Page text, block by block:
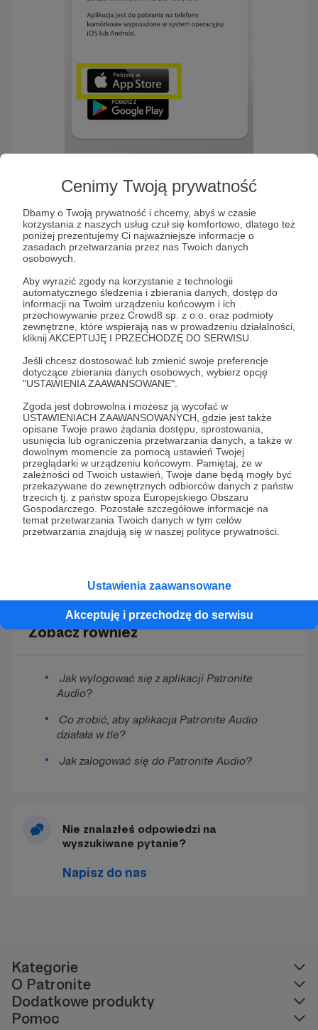
Cenimy Twoją prywatność
Dbamy o Twoją prywatność i chcemy, abyś w czasie
korzystania z naszych usług czuł się komfortowo, dlatego też
poniżej prezentujemy Ci najważniejsze informacje o
zasadach przetwarzania przez nas Twoich danych
osobowych.
Aby wyrazić zgody na korzystanie z technologii
automatycznego śledzenia i zbierania danych, dostęp do
informacji na Twoim urządzeniu końcowym i ich
przechowywanie przez Crowd8 sp. z o.o. oraz podmioty
zewnętrzne, które wspierają nas w prowadzeniu działalności,
kliknij AKCEPTUJĘ I PRZECHODZĘ DO SERWISU.
Jeśli chcesz dostosować lub zmienić swoje preferencje
dotyczące zbierania danych osobowych, wybierz opcję
"USTAWIENIA ZAAWANSOWANE".
Zgoda jest dobrowolna i możesz ją wycofać w
USTAWIENIACH ZAAWANSOWANYCH, gdzie jest także
opisane Twoje prawo żądania dostępu, sprostowania,
usunięcia lub ograniczenia przetwarzania danych, a także w
dowolnym momencie za pomocą ustawień Twojej
przeglądarki w urządzeniu końcowym. Pamiętaj, że w
zależności od Twoich ustawień, Twoje dane będą mogły być
przekazywane do zewnętrznych odbiorców danych z państw
trzecich tj. z państw spoza Europejskiego Obszaru
Gospodarczego. Pozostałe szczegółowe informacje na
temat przetwarzania Twoich danych w tym celów
przetwarzania znajdują się w naszej polityce prywatności.
Ustawienia zaawansowane
Akceptuję i przechodzę do serwisu
Użytkownicy Android: trzeba kliknąć
ikonę „Pobierz z Google Play”:
Zobacz również
Jak wylogować się z aplikacji Patronite
Audio?
Co zrobić, aby aplikacja Patronite Audio
działała w tle?
Jak zalogować się do Patronite Audio?
Nie znalazłeś odpowiedzi na
wyszukiwane pytanie?
Napisz do nas
Kategorie
O Patronite
Dodatkowe produkty
Pomoc